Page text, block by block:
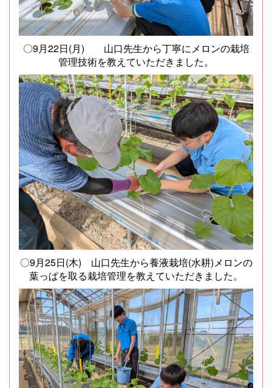
〇9月22日(月) 山口先生から丁寧にメロンの栽培
管理技術を教えていただきました。
〇9月25日(木) 山口先生から養液栽培(水耕)メロンの
葉っぱを取る栽培管理を教えていただきました。